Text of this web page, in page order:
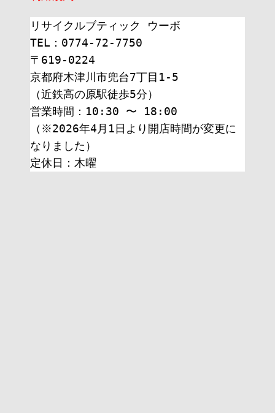
リサイクルブティック ウーボ
TEL：0774-72-7750
〒619-0224
京都府木津川市兜台7丁目1-5
（近鉄高の原駅徒歩5分）
営業時間：10:30 〜 18:00
（※2026年4月1日より開店時間が変更に
なりました）
定休日：木曜